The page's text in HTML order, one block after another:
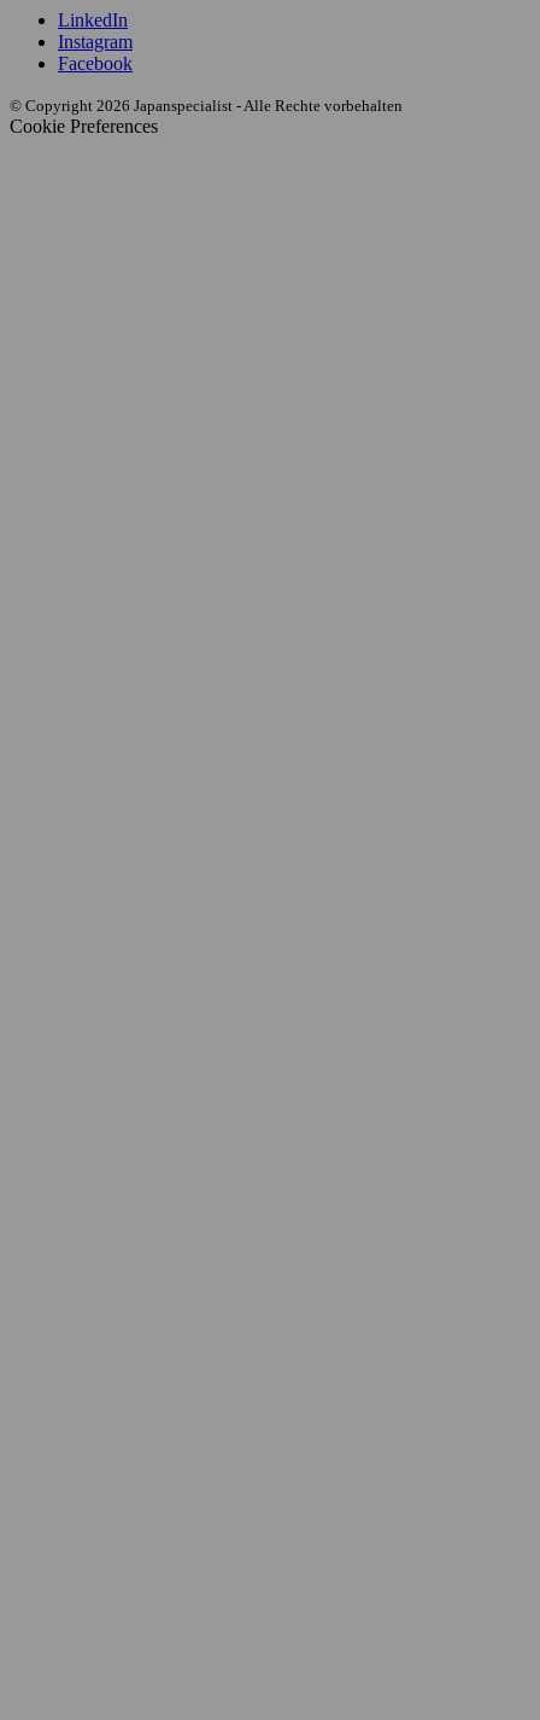
LinkedIn
Instagram
Facebook
© Copyright 2026 Japanspecialist - Alle Rechte vorbehalten
Cookie Preferences